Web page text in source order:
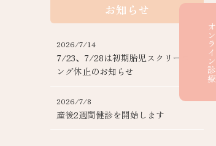
オンラ
お知らせ
2026/7/14
7/23、7/28は初期胎児スクリーニ
ング休止のお知らせ
2026/7/8
産後2週間健診を開始します